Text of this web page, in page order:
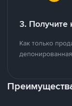
3. Получите
Как только